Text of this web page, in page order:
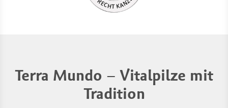
Terra Mundo – Vitalpilze mit
Tradition